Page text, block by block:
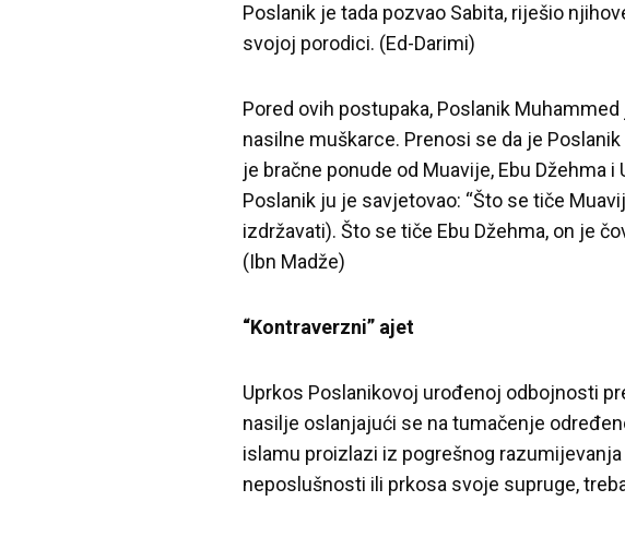
Poslanik je tada pozvao Sabita, riješio
svojoj porodici. (Ed-Darimi)
Pored ovih postupaka, Poslanik
nasilne muškarce. Prenosi se da je
je bračne ponude od Muavije, Ebu Džehma
Poslanik ju je savjetovao: “Što se tiče
izdržavati). Što se tiče Ebu Džehma, on je
(Ibn Madže)
“Kontraverzni” ajet
Uprkos Poslanikovoj urođenoj odbojnosti
nasilje oslanjajući se na tumačenje
islamu proizlazi iz pogrešnog
neposlušnosti ili prkosa svoje supruge,